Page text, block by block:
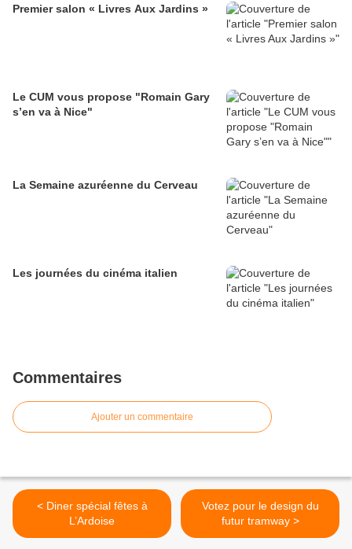
Premier salon « Livres Aux Jardins »
Le CUM vous propose "Romain Gary
s’en va à Nice"
La Semaine azuréenne du Cerveau
Les journées du cinéma italien
Commentaires
Ajouter un commentaire
< Diner spécial fêtes à
L’Ardoise
Votez pour le design du
futur tramway >